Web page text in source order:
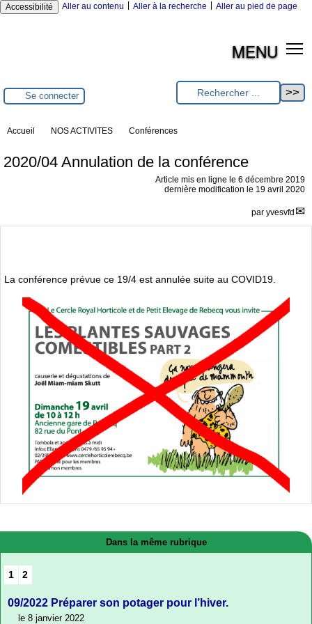
Accessibilité Aller au contenu Aller à la recherche Aller au pied de page
MENU
Se connecter
Accueil NOS ACTIVITES Conférences
2020/04 Annulation de la conférence
Article mis en ligne le 6 décembre 2019
dernière modification le 19 avril 2020
par yvesvfd
La conférence prévue ce 19/4 est annulée suite au COVID19.
Dans la même rubrique
1 2
09/2022 Préparer son potager pour l’hiver.
le 8 janvier 2022